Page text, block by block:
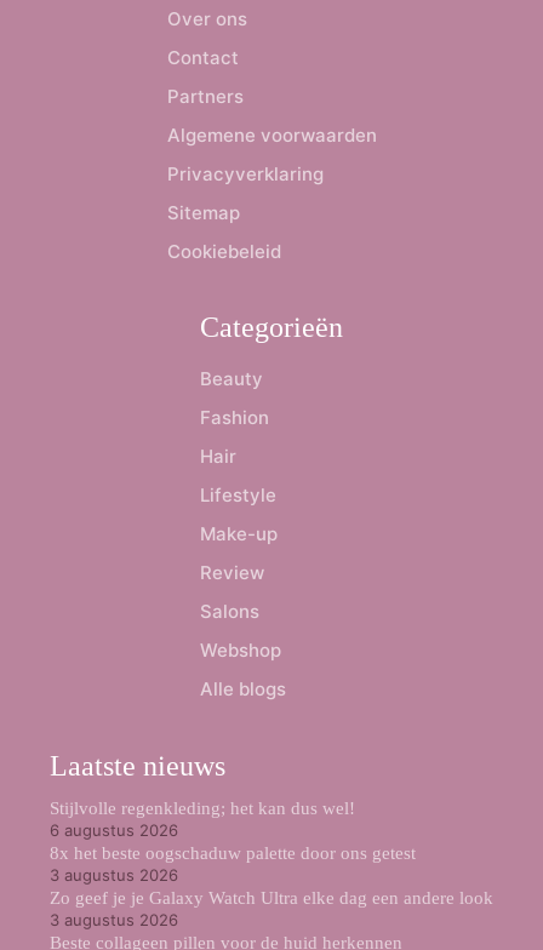
Over ons
Contact
Partners
Algemene voorwaarden
Privacyverklaring
Sitemap
Cookiebeleid
Categorieën
Beauty
Fashion
Hair
Lifestyle
Make-up
Review
Salons
Webshop
Alle blogs
Laatste nieuws
Stijlvolle regenkleding; het kan dus wel!
6 augustus 2026
8x het beste oogschaduw palette door ons getest
3 augustus 2026
Zo geef je je Galaxy Watch Ultra elke dag een andere look
3 augustus 2026
Beste collageen pillen voor de huid herkennen